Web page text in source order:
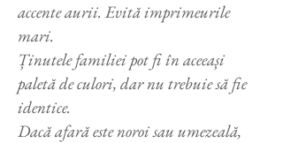
accente aurii. Evită imprimeurile
mari.
Ținutele familiei pot fi în aceeași
paletă de culori, dar nu trebuie să fie
identice.
Dacă afară este noroi sau umezeală,